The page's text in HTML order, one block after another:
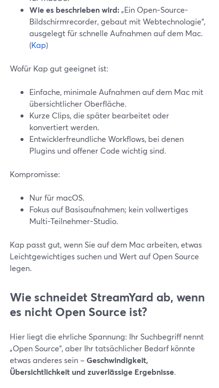
Wie es beschrieben wird:„Ein Open‑Source-
Bildschirmrecorder, gebaut mit Webtechnologie“,
ausgelegt für schnelle Aufnahmen auf dem Mac.
(Kap)
Wofür Kap gut geeignet ist:
Einfache, minimale Aufnahmen auf dem Mac mit
übersichtlicher Oberfläche.
Kurze Clips, die später bearbeitet oder
konvertiert werden.
Entwicklerfreundliche Workflows, bei denen
Plugins und offener Code wichtig sind.
Kompromisse:
Nur für macOS.
Fokus auf Basisaufnahmen; kein vollwertiges
Multi-Teilnehmer-Studio.
Kap passt gut, wenn Sie auf dem Mac arbeiten, etwas
Leichtgewichtiges suchen und Wert auf Open Source
legen.
Wie schneidet StreamYard ab, wenn
es nicht Open Source ist?
Hier liegt die ehrliche Spannung: Ihr Suchbegriff nennt
„Open Source“, aber Ihr tatsächlicher Bedarf könnte
etwas anderes sein –Geschwindigkeit,
Übersichtlichkeit und zuverlässige Ergebnisse.